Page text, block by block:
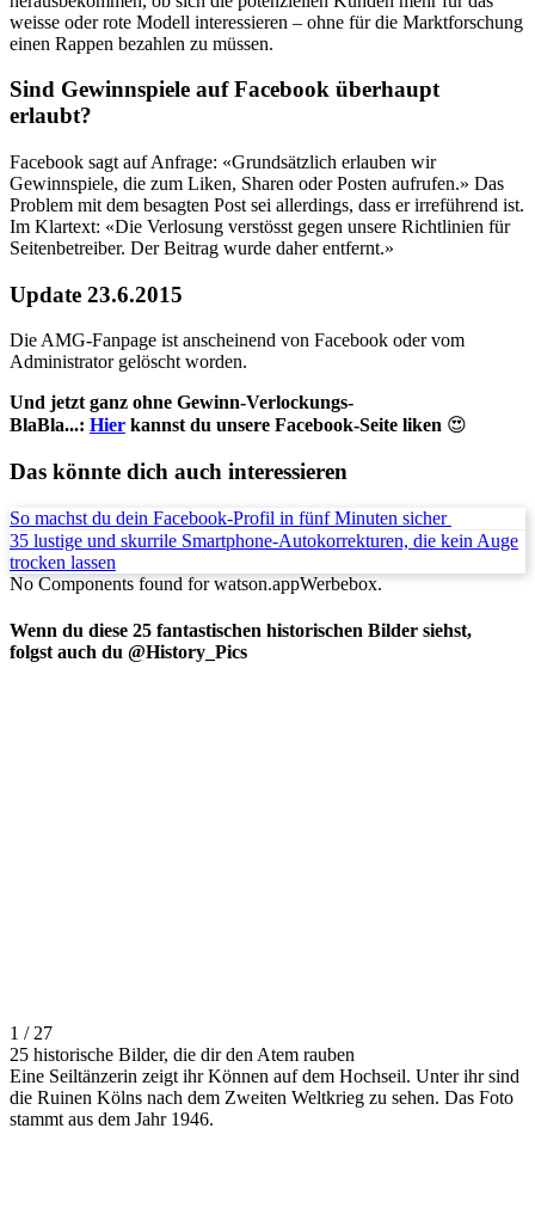
weisse oder rote Modell interessieren – ohne für die Marktforschung
einen Rappen bezahlen zu müssen.
Sind Gewinnspiele auf Facebook überhaupt
erlaubt?
Facebook sagt auf Anfrage: «Grundsätzlich erlauben wir
Gewinnspiele, die zum Liken, Sharen oder Posten aufrufen.» Das
Problem mit dem besagten Post sei allerdings, dass er irreführend ist.
Im Klartext: «Die Verlosung verstösst gegen unsere Richtlinien für
Seitenbetreiber. Der Beitrag wurde daher entfernt.»
Update 23.6.2015
Die AMG-Fanpage ist anscheinend von Facebook oder vom
Administrator gelöscht worden.
Und jetzt ganz ohne Gewinn-Verlockungs-
BlaBla...: Hier kannst du unsere Facebook-Seite liken 😍
Das könnte dich auch interessieren
So machst du dein Facebook-Profil in fünf Minuten sicher
35 lustige und skurrile Smartphone-Autokorrekturen, die kein Auge
trocken lassen
No Components found for watson.appWerbebox.
Wenn du diese 25 fantastischen historischen Bilder siehst,
folgst auch du @History_Pics
1 / 27
25 historische Bilder, die dir den Atem rauben
Eine Seiltänzerin zeigt ihr Können auf dem Hochseil. Unter ihr sind
die Ruinen Kölns nach dem Zweiten Weltkrieg zu sehen. Das Foto
stammt aus dem Jahr 1946.